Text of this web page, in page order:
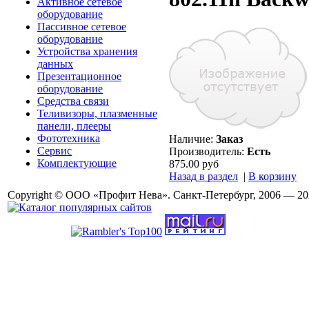
оборудование
Пассивное сетевое
оборудование
Устройства хранения
данных
Презентационное
оборудование
Средства связи
Теливизоры, плазменные
панели, плееры
Фототехника
Сервис
Комплектующие
Наличие: Заказ
Производитель: Есть
875.00 руб
Назад в раздел | В корзину
Copyright © ООО «Профит Нева». Санкт-Петербург, 2006 —